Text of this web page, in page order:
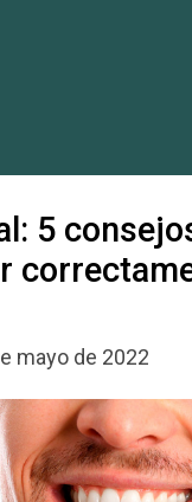
5
mayo de 2022